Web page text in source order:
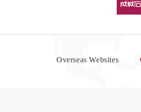
Overseas Websites